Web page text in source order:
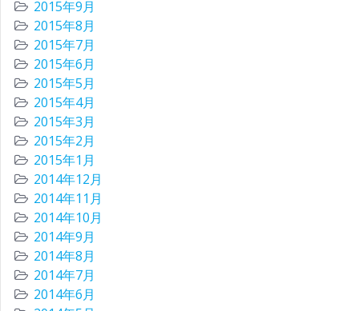
2015年9月
2015年8月
2015年7月
2015年6月
2015年5月
2015年4月
2015年3月
2015年2月
2015年1月
2014年12月
2014年11月
2014年10月
2014年9月
2014年8月
2014年7月
2014年6月